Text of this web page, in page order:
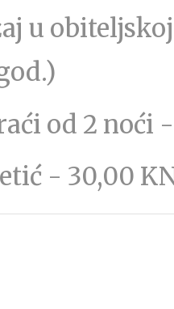
u
od 2 noći
- 30,00